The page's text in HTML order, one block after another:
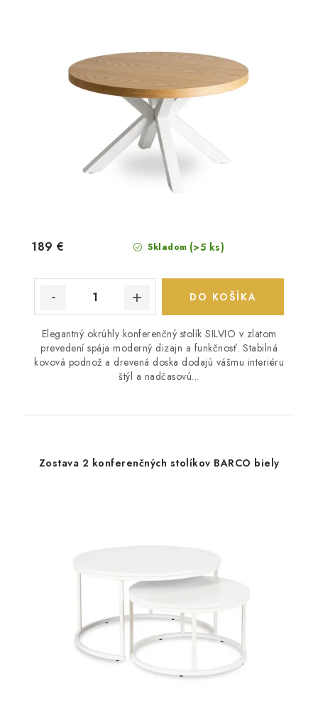
Skladom (>5 ks)
189 €
DO KOŠÍKA
Elegantný okrúhly konferenčný stolík SILVIO v zlatom
prevedení spája moderný dizajn a funkčnosť. Stabilná
kovová podnož a drevená doska dodajú vášmu interiéru
štýl a nadčasovú...
Zostava 2 konferenčných stolíkov BARCO biely